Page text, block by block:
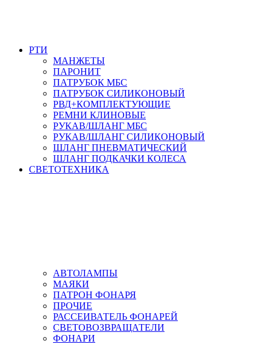
РТИ
МАНЖЕТЫ
ПАРОНИТ
ПАТРУБОК МБС
ПАТРУБОК СИЛИКОНОВЫЙ
РВД+КОМПЛЕКТУЮЩИЕ
РЕМНИ КЛИНОВЫЕ
РУКАВ/ШЛАНГ МБС
РУКАВ/ШЛАНГ СИЛИКОНОВЫЙ
ШЛАНГ ПНЕВМАТИЧЕСКИЙ
ШЛАНГ ПОДКАЧКИ КОЛЕСА
СВЕТОТЕХНИКА
АВТОЛАМПЫ
МАЯКИ
ПАТРОН ФОНАРЯ
ПРОЧИЕ
РАССЕИВАТЕЛЬ ФОНАРЕЙ
СВЕТОВОЗВРАЩАТЕЛИ
ФОНАРИ